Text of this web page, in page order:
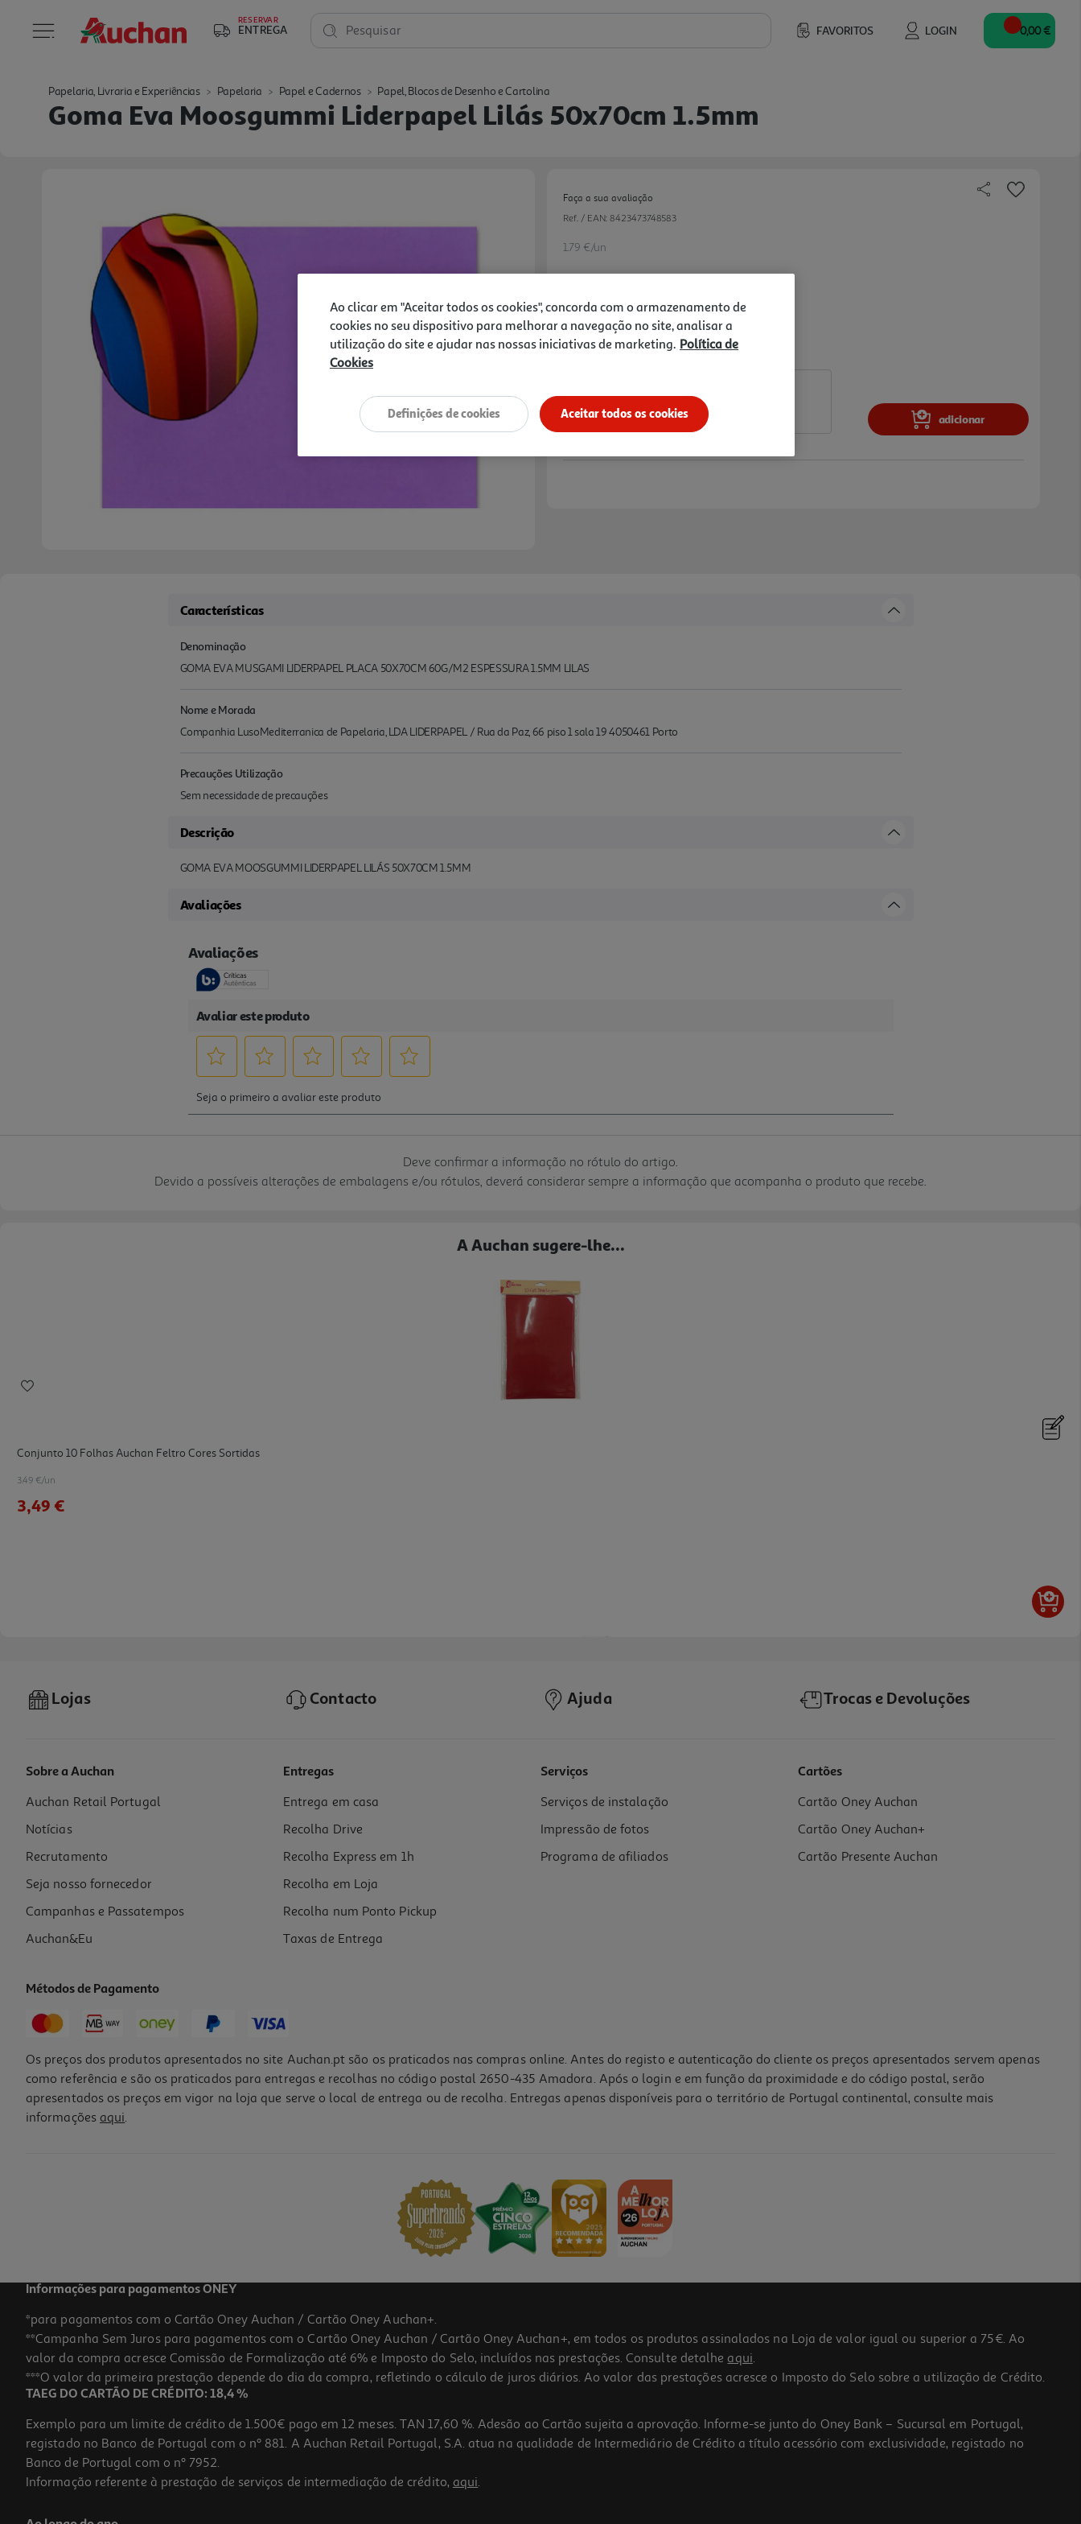
RESERVAR
ENTREGA FAVORITOS LOGIN
Pesquisar 0,00 €
Papelaria, Livraria e Experiências Papelaria Papel e Cadernos Papel, Blocos de Desenho e Cartolina
Goma Eva Moosgummi Liderpapel Lilás 50x70cm 1.5mm
Faça a sua avaliação
Ref. / EAN: 8423473748583
1.79 €/un
1,79 €
adicionar
Características
Denominação
GOMA EVA MUSGAMI LIDERPAPEL PLACA 50X70CM 60G/M2 ESPESSURA 1.5MM LILAS
Nome e Morada
Companhia LusoMediterranica de Papelaria, LDA LIDERPAPEL / Rua da Paz, 66 piso 1 sala 19 4050461 Porto
Precauções Utilização
Sem necessidade de precauções
Descrição
GOMA EVA MOOSGUMMI LIDERPAPEL LILÁS 50X70CM 1.5MM
Avaliações
Deve confirmar a informação no rótulo do artigo.
Devido a possíveis alterações de embalagens e/ou rótulos, deverá considerar sempre a informação que acompanha o produto que recebe.
A Auchan sugere-lhe...
Conjunto 10 Folhas Auchan Feltro Cores Sortidas
3.49 €/un
3,49 €
Bloco Multiplo Liderpapel 24x31.5cm 84 Folhas
5.99 €/un
5,99 €
Lojas Contacto Ajuda Trocas e Devoluções
Sobre a Auchan
Auchan Retail Portugal
Notícias
Recrutamento
Seja nosso fornecedor
Campanhas e Passatempos
Auchan&Eu
Entregas
Entrega em casa
Recolha Drive
Recolha Express em 1h
Recolha em Loja
Recolha num Ponto Pickup
Taxas de Entrega
Serviços
Serviços de instalação
Impressão de fotos
Programa de afiliados
Cartões
Cartão Oney Auchan
Cartão Oney Auchan+
Cartão Presente Auchan
Métodos de Pagamento
Os preços dos produtos apresentados no site Auchan.pt são os praticados nas compras online. Antes do registo e autenticação do cliente os preços apresentados servem apenas
como referência e são os praticados para entregas e recolhas no código postal 2650-435 Amadora. Após o login e em função da proximidade e do código postal, serão
apresentados os preços em vigor na loja que serve o local de entrega ou de recolha. Entregas apenas disponíveis para o território de Portugal continental, consulte mais
informações aqui.
Informações para pagamentos ONEY
*para pagamentos com o Cartão Oney Auchan / Cartão Oney Auchan+.
**Campanha Sem Juros para pagamentos com o Cartão Oney Auchan / Cartão Oney Auchan+, em todos os produtos assinalados na Loja de valor igual ou superior a 75€. Ao
valor da compra acresce Comissão de Formalização até 6% e Imposto do Selo, incluídos nas prestações. Consulte detalhe aqui.
***O valor da primeira prestação depende do dia da compra, refletindo o cálculo de juros diários. Ao valor das prestações acresce o Imposto do Selo sobre a utilização de Crédito.
TAEG DO CARTÃO DE CRÉDITO: 18,4 %
Exemplo para um limite de crédito de 1.500€ pago em 12 meses. TAN 17,60 %. Adesão ao Cartão sujeita a aprovação. Informe-se junto do Oney Bank – Sucursal em Portugal,
registado no Banco de Portugal com o nº 881. A Auchan Retail Portugal, S.A. atua na qualidade de Intermediário de Crédito a título acessório com exclusividade, registado no
Banco de Portugal com o nº 7952.
Informação referente à prestação de serviços de intermediação de crédito, aqui.
Ao clicar em "Aceitar todos os cookies", concorda com o armazenamento de
cookies no seu dispositivo para melhorar a navegação no site, analisar a
utilização do site e ajudar nas nossas iniciativas de marketing. Política de
Cookies
Aceitar todos os cookies
Definições de cookies